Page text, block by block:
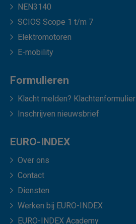
NEN3140
SCIOS Scope 1 t/m 7
Elektromotoren
E-mobility
Formulieren
Klacht melden? Klachtenformulier
Inschrijven nieuwsbrief
EURO-INDEX
Over ons
Contact
Diensten
Werken bij EURO-INDEX
EURO-INDEX Academy